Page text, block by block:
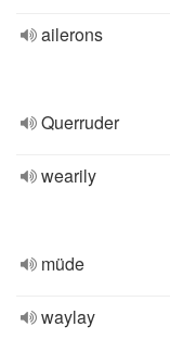
ailerons
Querruder
wearily
müde
waylay